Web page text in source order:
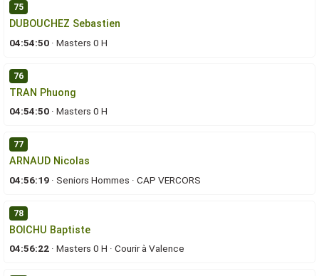
75
DUBOUCHEZ Sebastien
04:54:50 ·Masters 0 H
76
TRAN Phuong
04:54:50 ·Masters 0 H
77
ARNAUD Nicolas
04:56:19 ·Seniors Hommes ·CAP VERCORS
78
BOICHU Baptiste
04:56:22 ·Masters 0 H ·Courir à Valence